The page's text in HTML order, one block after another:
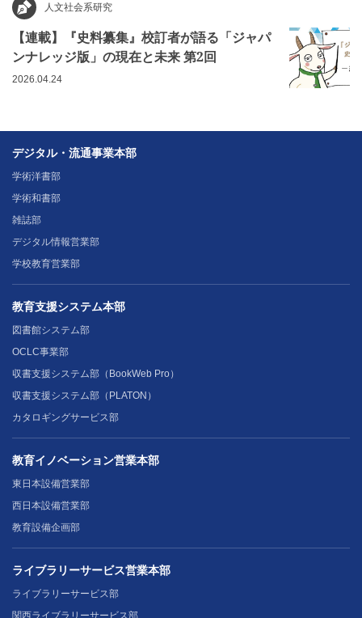
人文社会系研究
【連載】『史料纂集』校訂者が語る「ジャパ
ンナレッジ版」の現在と未来 第2回
2026.04.24
デジタル・流通事業本部
学術洋書部
学術和書部
雑誌部
デジタル情報営業部
学校教育営業部
教育支援システム本部
図書館システム部
OCLC事業部
収書支援システム部（BookWeb Pro）
収書支援システム部（PLATON）
カタロギングサービス部
教育イノベーション営業本部
東日本設備営業部
西日本設備営業部
教育設備企画部
ライブラリーサービス営業本部
ライブラリーサービス部
関西ライブラリーサービス部